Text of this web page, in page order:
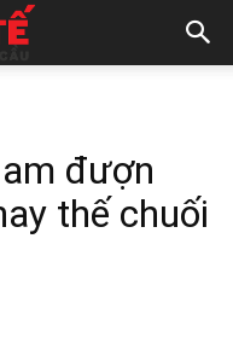
đượn
thế chuối